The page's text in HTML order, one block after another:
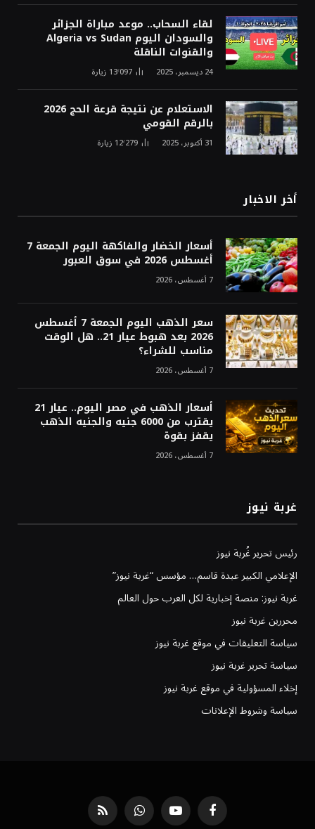
لقاء السحاب.. موعد مباراة الجزائر
والسودان اليوم Algeria vs Sudan
والقنوات الناقلة
24 ديسمبر، 2025 13٬097 زيارة
الاستعلام عن نتيجة قرعة الحج 2026
بالرقم القومي
31 أكتوبر، 2025 12٬279 زيارة
أخر الاخبار
أسعار الخضار والفاكهة اليوم الجمعة 7
أغسطس 2026 في سوق العبور
7 أغسطس، 2026
سعر الذهب اليوم الجمعة 7 أغسطس
2026 بعد هبوط عيار 21.. هل الوقت
مناسب للشراء؟
7 أغسطس، 2026
أسعار الذهب في مصر اليوم.. عيار 21
يقترب من 6000 جنيه والجنيه الذهب
يقفز بقوة
7 أغسطس، 2026
غربة نيوز
رئيس تحرير غُربة نيوز
الإعلامي الكبير عبدة قاسم… مؤسس “غربة نيوز”
غربة نيوز: منصة إخبارية لكل العرب حول العالم
محررين غربة نيوز
سياسة التعليقات في موقع غربة نيوز
سياسة تحرير غربة نيوز
إخلاء المسؤولية في موقع غربة نيوز
سياسة وشروط الإعلانات
فيسبوك يوتيوب واتساب RSS